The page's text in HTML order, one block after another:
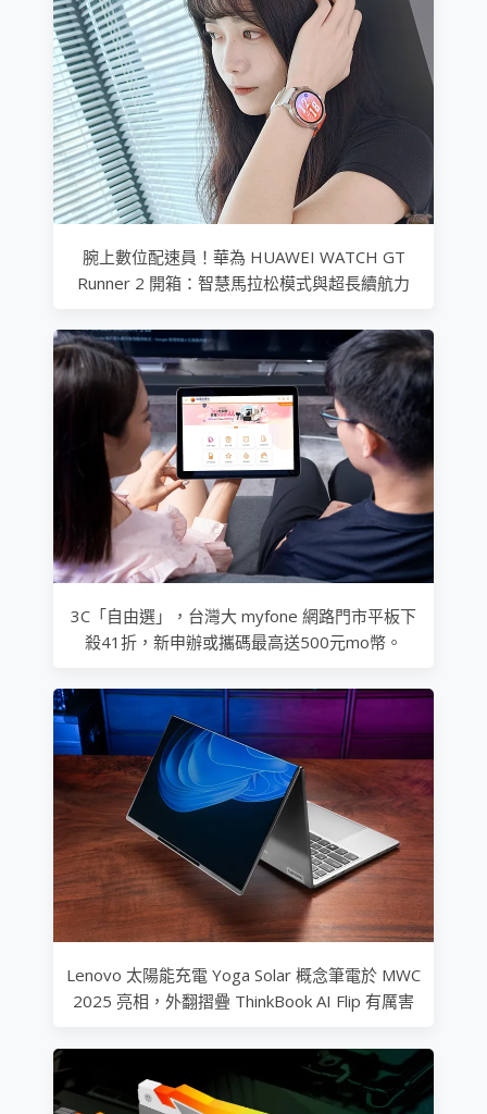
腕上數位配速員！華為 HUAWEI WATCH GT
Runner 2 開箱：智慧馬拉松模式與超長續航力
3C「自由選」，台灣大 myfone 網路門市平板下
殺41折，新申辦或攜碼最高送500元mo幣。
Lenovo 太陽能充電 Yoga Solar 概念筆電於 MWC
2025 亮相，外翻摺疊 ThinkBook AI Flip 有厲害